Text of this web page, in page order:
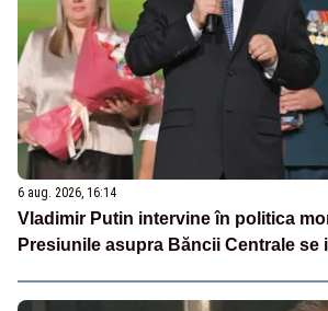
6 aug. 2026, 16:14
Vladimir Putin intervine în politica
Presiunile asupra Băncii Centrale se